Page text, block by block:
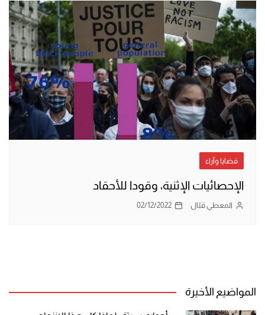
قضايا وآراء
الإحصائيات الإثنية، وقودا للأحقاد
المعطي قبّال 02/12/2022
المواضيع الأخيرة